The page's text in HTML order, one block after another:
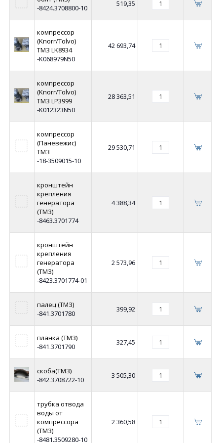
-8424.3708800-10
519,35
компрессор
(Knorr/Tolvo)
ТМЗ LK8934
-K068979N50
42 693,74
компрессор
(Knorr/Tolvo)
ТМЗ LP3999
-K012323N50
28 363,51
компрессор
(Паневежис)
ТМЗ
-18-3509015-10
29 530,71
кронштейн
крепления
генератора
(ТМЗ)
-8463.3701774
4 388,34
кронштейн
крепления
генератора
(ТМЗ)
-8423.3701774-01
2 573,96
палец (ТМЗ)
-841.3701780
399,92
планка (ТМЗ)
-841.3701790
327,45
скоба(ТМЗ)
-842.3708722-10
3 505,30
трубка отвода
воды от
компрессора
(ТМЗ)
-8481.3509280-10
2 360,58